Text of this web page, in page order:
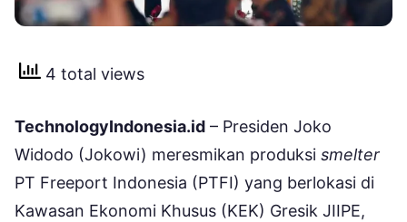
4 total views
TechnologyIndonesia.id – Presiden Joko
Widodo (Jokowi) meresmikan produksi smelter
PT Freeport Indonesia (PTFI) yang berlokasi di
Kawasan Ekonomi Khusus (KEK) Gresik JIIPE,